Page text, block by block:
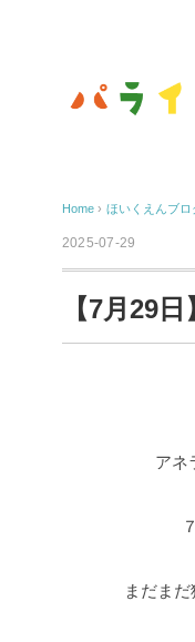
Home › ほいくえんブロ
2025-07-29
【7月29
アネ
まだま